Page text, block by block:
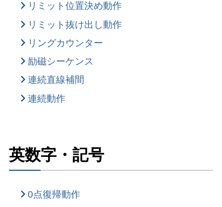
リミット位置決め動作
リミット抜け出し動作
リングカウンター
励磁シーケンス
連続直線補間
連続動作
英数字・記号
0点復帰動作